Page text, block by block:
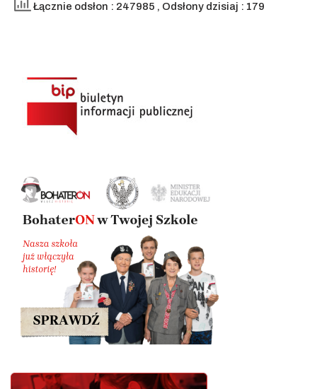
Łącznie odsłon : 247985 , Odsłony dzisiaj : 179